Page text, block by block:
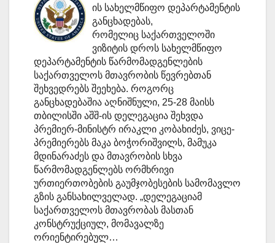
ის სახელმწიფო დეპარტამენტის
განცხადებას,
რომელიც საქართველოში
ვიზიტის დროს სახელმწიფო
დეპარტამენტის წარმომადგენლების
საქართველოს მთავრობის წევრებთან
შეხვედრებს შეეხება. როგორც
განცხადებაშია აღნიშნული, 25-28 მაისს
თბილისში აშშ-ის დელეგაცია შეხვდა
პრემიერ-მინისტრ ირაკლი კობახიძეს, ვიცე-
პრემიერებს მაკა ბოჭორიშვილს, მამუკა
მდინარაძეს და მთავრობის სხვა
წარმომადგენლებს ორმხრივი
ურთიერთობების გაუმჯობესების სამომავლო
გზის განსახილველად. „დელეგაციამ
საქართველოს მთავრობას მასთან
კონსტრუქციულ, მომავალზე
ორიენტირებულ…